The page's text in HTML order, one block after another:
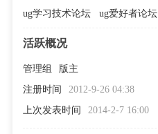
ug学习技术论坛 ug爱好者论坛
活跃概况
管理组 版主
注册时间
2012-9-26 04:38
上次发表时间
2014-2-7 16:00